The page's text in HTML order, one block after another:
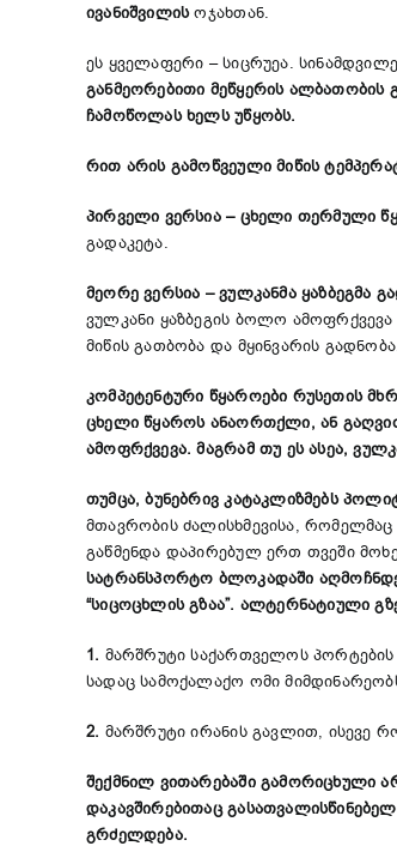
ივანიშვილისოჯახთან.
ეს ყველაფერი – სიცრუეა.
განმეორებითი მეწყერის ალბათობის
ჩამოწოლას ხელს უწყობს.
რით არის გამოწვეული მიწის
პირველი ვერსია – ცხელი თერმული
გადაკეტა.
მეორე ვერსია – ვულკანმა ყაზბეგმა
ვულკანი ყაზბეგის ბოლო
მიწის გათბობა და მყინვარის
კომპეტენტური წყაროები რუსეთის
ცხელი წყაროს ანაორთქლი, ან
ამოფრქვევა. მაგრამ თუ ეს ასეა,
თუმცა, ბუნებრივ კატაკლიზმებს
მთავრობის ძალისხმევისა,
გაწმენდა დაპირებულ ერთ თვეში
სატრანსპორტო ბლოკადაში
“სიცოცხლის გზაა”. ალტერნატიული
1. მარშრუტი საქართველოს
სადაც სამოქალაქო ომი
2. მარშრუტი ირანის გავლით, ისევე
შექმნილ ვითარებაში გამორიცხული
დაკავშირებითაც
გრძელდება.